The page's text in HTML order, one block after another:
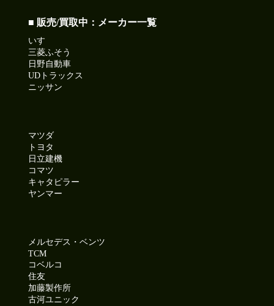
■ 販売/買取中：メーカー一覧
いすゞ
三菱ふそう
日野自動車
UDトラックス
ニッサン
マツダ
トヨタ
日立建機
コマツ
キャタピラー
ヤンマー
メルセデス・ベンツ
TCM
コベルコ
住友
加藤製作所
古河ユニック